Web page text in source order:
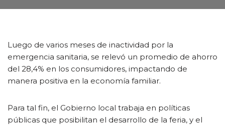
Luego de varios meses de inactividad por la
emergencia sanitaria, se relevó un promedio de ahorro
del 28,4% en los consumidores, impactando de
manera positiva en la economía familiar.
Para tal fin, el Gobierno local trabaja en políticas
públicas que posibilitan el desarrollo de la feria, y el